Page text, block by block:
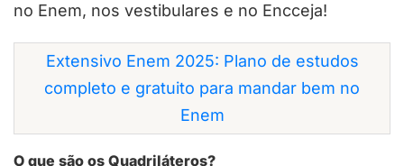
no Enem, nos vestibulares e no Encceja!
Extensivo Enem 2025: Plano de estudos
completo e gratuito para mandar bem no
Enem
O que são os Quadriláteros?